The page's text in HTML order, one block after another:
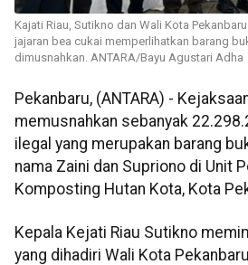
Kajati Riau, Sutikno dan Wali Kota
jajaran bea cukai memperlihatkan barang
dimusnahkan. ANTARA/Bayu Agustari Adha
Pekanbaru, (ANTARA) -
memusnahkan sebanyak
ilegal yang merupakan barang
nama Zaini dan Supriono di Unit
Komposting Hutan Kota, Kota
Kepala Kejati Riau Sutikno
yang dihadiri Wali Kota